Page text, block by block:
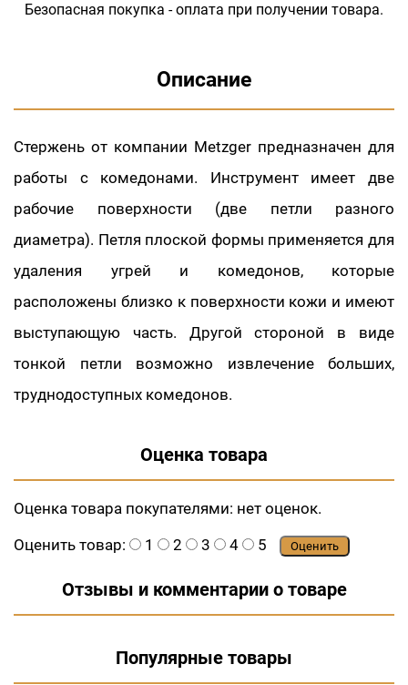
Безопасная покупка - оплата при получении товара.
Описание
Стержень от компании Metzger предназначен для
работы с комедонами. Инструмент имеет две
рабочие поверхности (две петли разного
диаметра). Петля плоской формы применяется для
удаления угрей и комедонов, которые
расположены близко к поверхности кожи и имеют
выступающую часть. Другой стороной в виде
тонкой петли возможно извлечение больших,
труднодоступных комедонов.
Оценка товара
Оценка товара покупателями: нет оценок.
Оценить товар:
1 2 3 4 5 Оценить
Отзывы и комментарии о товаре
Популярные товары